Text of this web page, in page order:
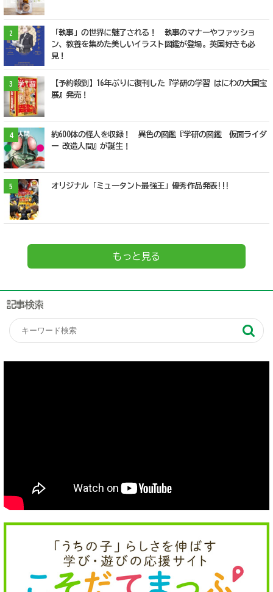
2
「執事」の世界に魅了される！ 執事のマナーやファッショ
ン、教養を集めた美しいイラスト図鑑が登場。英国好きも必
見！
3
【予約殺到】16年ぶりに復刊した『学研の学習 はにわの大国宝
展』発売！
4
約600体の怪人を収録！ 異色の図鑑『学研の図鑑 仮面ライダ
ー 改造人間』が誕生！
5 オリジナル「ミュータント最強王」優秀作品発表!!!
もっと見る
記事検索